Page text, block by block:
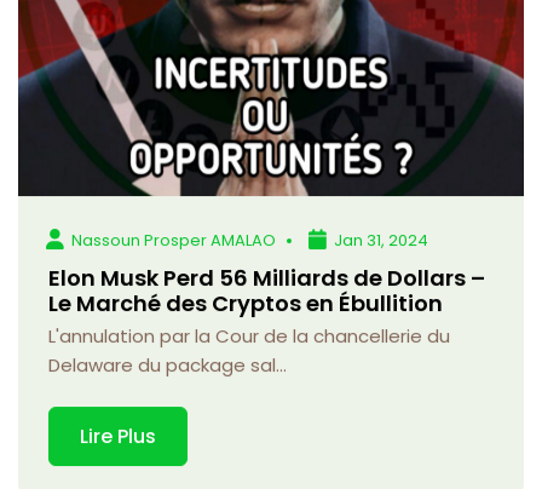
Nassoun Prosper AMALAO Jan 31, 2024
Elon Musk Perd 56 Milliards de Dollars –
Le Marché des Cryptos en Ébullition
L'annulation par la Cour de la chancellerie du
Delaware du package sal...
Lire Plus